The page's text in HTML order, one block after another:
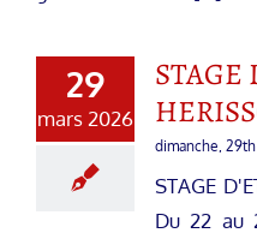
29
mars 2026
STAGE
dimanche,
STAGE
Du 22 au